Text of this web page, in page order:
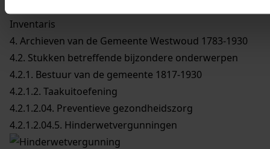
Inventaris
4. Archieven van de Gemeente Westwoud 1783-1930
4.2. Stukken betreffende bijzondere onderwerpen
4.2.1. Bestuur van de gemeente 1817-1930
4.2.1.2. Taakuitoefening
4.2.1.2.04. Preventieve gezondheidszorg
4.2.1.2.04.5. Hinderwetvergunningen